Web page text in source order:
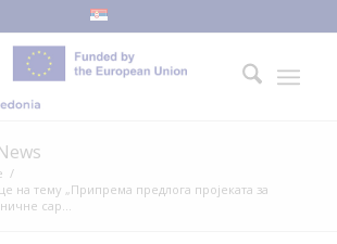
/
на тему „Припрема предлога пројеката за
сар...